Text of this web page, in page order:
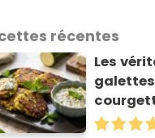
récentes
Les